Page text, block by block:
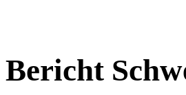
Bericht